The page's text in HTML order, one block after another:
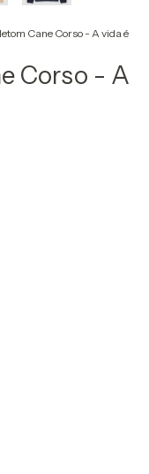
Cane Corso - A vida é
Corso - A